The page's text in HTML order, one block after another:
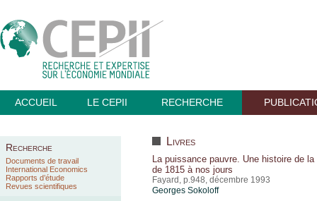
ACCUEIL LE CEPII RECHERCHE
Recherche
Documents de travail
International Economics
Rapports d’étude
Revues scientifiques
Livres
La puissance pauvre. Une histoire de la
de 1815 à nos jours
Fayard, p.948, décembre 1993
Georges Sokoloff